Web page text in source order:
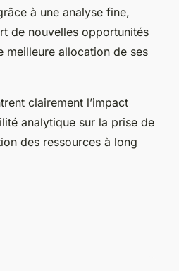
à une analyse fine,
de nouvelles opportunités
meilleure allocation de ses
clairement l’impact
analytique sur la prise de
des ressources à long